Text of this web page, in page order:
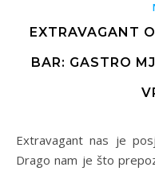
EXTRAVAGANT
BAR: GASTRO
Extravagant nas je posjetio — hvala na lijepom tekstu!
Drago nam je što